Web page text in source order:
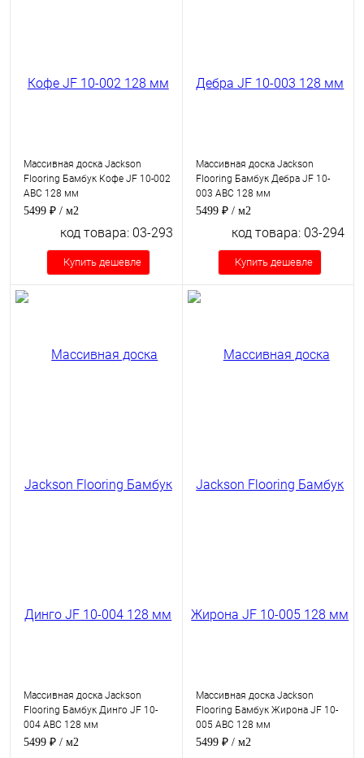
Массивная доска Jackson
Flooring Бамбук Кофе JF 10-002
ABC 128 мм
5499 ₽ / м2
код товара: 03-293
Купить дешевле
Массивная доска Jackson
Flooring Бамбук Дебра JF 10-
003 ABC 128 мм
5499 ₽ / м2
код товара: 03-294
Купить дешевле
Массивная доска Jackson
Flooring Бамбук Динго JF 10-
004 ABC 128 мм
5499 ₽ / м2
Массивная доска Jackson
Flooring Бамбук Жирона JF 10-
005 ABC 128 мм
5499 ₽ / м2